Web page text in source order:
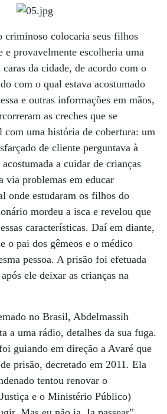
criminoso colocaria seus filhos
e provavelmente escolheria uma
da cidade, de acordo com o
com o qual estava acostumado
e outras informações em mãos,
as creches que se
com uma história de cobertura: um
de cliente perguntava à
a cuidar de crianças
via problemas em educar
onde estudaram os filhos do
mordeu a isca e revelou que
características. Daí em diante,
o pai dos gêmeos e o médico
pessoa. A prisão foi efetuada
ele deixar as crianças na
no Brasil, Abdelmassih
a uma rádio, detalhes da sua fuga.
guiando em direção a Avaré que
prisão, decretado em 2011. Ela
tentou renovar o
e o Ministério Público)